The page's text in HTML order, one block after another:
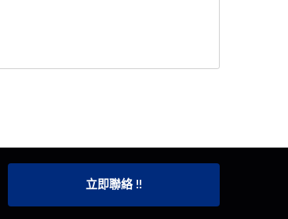
立即聯絡 !!